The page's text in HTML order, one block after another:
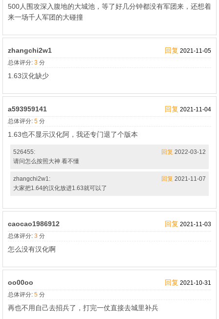
500人围攻深入腹地的大城池，等了好几分钟都没有军团来，还想着
来一场千人军团的大碰撞
zhangchi2w1 回复 2021-11-05
总体评分: 3 分
1.63汉化缺少
a593959141 回复 2021-11-04
总体评分: 5 分
1.63也不显示汉化阿，我还专门退了个版本
526455: 回复 2022-03-12
请问怎么按照大神 看不懂
zhangchi2w1: 回复 2021-11-07
大家把1.64的汉化放进1.63就可以了
caocao1986912 回复 2021-11-03
总体评分: 3 分
怎么没有汉化啊
oo00oo 回复 2021-10-31
总体评分: 5 分
再也不用自己去招兵了，打完一仗直接去城里补兵